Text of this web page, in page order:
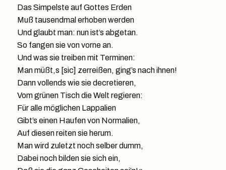
Das Simpelste auf Gottes Erden
Muß tausendmal erhoben werden
Und glaubt man: nun ist’s abgetan.
So fangen sie von vorne an.
Und was sie treiben mit Terminen:
Man müßt,s [sic] zerreißen, ging’s nach ihnen!
Dann vollends wie sie decretieren,
Vom grünen Tisch die Welt regieren:
Für alle möglichen Lappalien
Gibt’s einen Haufen von Normalien,
Auf diesen reiten sie herum.
Man wird zuletzt noch selber dumm,
Dabei noch bilden sie sich ein,